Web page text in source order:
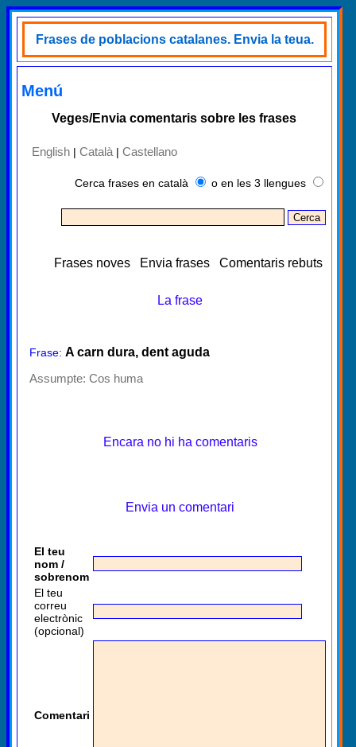
Frases de poblacions catalanes. Envia la teua.
Menú
Veges/Envia comentaris sobre les frases
English | Català | Castellano
Cerca frases en català o en les 3 llengues
Frases noves Envia frases Comentaris rebuts
La frase
Frase: A carn dura, dent aguda
Assumpte: Cos huma
Encara no hi ha comentaris
Envia un comentari
El teu
nom /
sobrenom
El teu
correu
electrònic
(opcional)
Comentari